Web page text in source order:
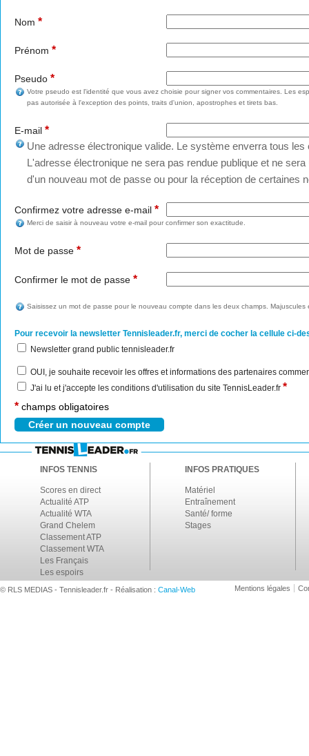
Nom *
Prénom *
Pseudo *
Votre pseudo est l'identité que vous avez choisie pour signer vos commentaires. Les
pas autorisée à l'exception des points, traits d'union, apostrophes et tirets bas.
E-mail *
Une adresse électronique valide. Le système enverra tous
L'adresse électronique ne sera pas rendue publique et ne
d'un nouveau mot de passe ou pour la réception de certaines
Confirmez votre adresse e-mail *
Merci de saisir à nouveau votre e-mail pour confirmer son exactitude.
Mot de passe *
Confirmer le mot de passe *
Saisissez un mot de passe pour le nouveau compte dans les deux champs. Majuscules
Pour recevoir la newsletter Tennisleader.fr, merci de cocher la cellule ci-
Newsletter grand public tennisleader.fr
OUI, je souhaite recevoir les offres et informations des partenaires
J'ai lu et j'accepte les conditions d'utilisation du site TennisLeader.fr *
* champs obligatoires
INFOS TENNIS
Scores en direct
Actualité ATP
Actualité WTA
Grand Chelem
Classement ATP
Classement WTA
Les Français
Les espoirs
INFOS PRATIQUES
Matériel
Entraînement
Santé/ forme
Stages
© RLS MEDIAS - Tennisleader.fr - Réalisation : Canal-Web Mentions légales